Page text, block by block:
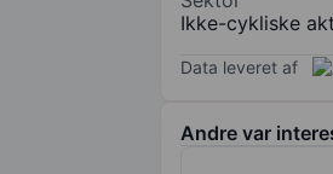
Ikke-cykliske
Data leveret af
Andre var